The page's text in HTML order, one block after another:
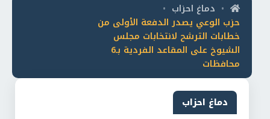
• دماغ احزاب •
حزب الوعي يصدر الدفعة الأولى من
خطابات الترشح لانتخابات مجلس
الشيوخ على المقاعد الفردية بـ6
محافظات
دماغ احزاب